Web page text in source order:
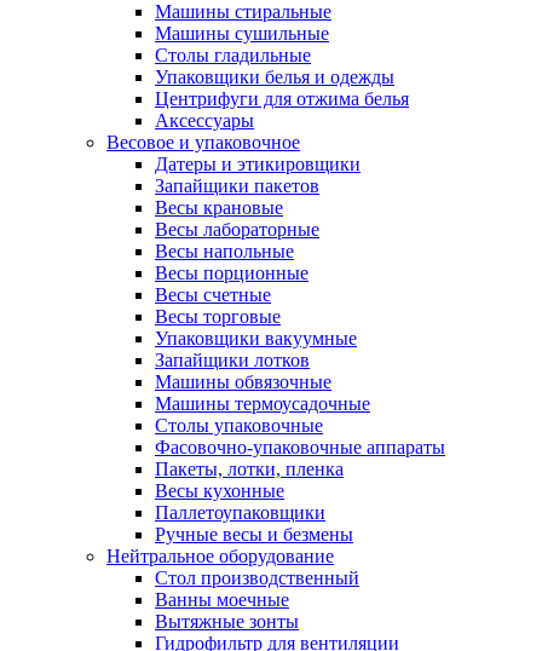
Машины стиральные
Машины сушильные
Столы гладильные
Упаковщики белья и одежды
Центрифуги для отжима белья
Аксессуары
Весовое и упаковочное
Датеры и этикировщики
Запайщики пакетов
Весы крановые
Весы лабораторные
Весы напольные
Весы порционные
Весы счетные
Весы торговые
Упаковщики вакуумные
Запайщики лотков
Машины обвязочные
Машины термоусадочные
Столы упаковочные
Фасовочно-упаковочные аппараты
Пакеты, лотки, пленка
Весы кухонные
Паллетоупаковщики
Ручные весы и безмены
Нейтральное оборудование
Cтол производственный
Ванны моечные
Вытяжные зонты
Гидрофильтр для вентиляции